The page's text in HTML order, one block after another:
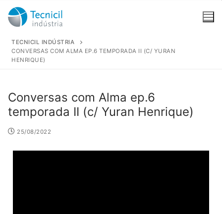
A Empresa
Quem somos
Unidade Fabril
PRODUTOS
TRINDADE
INFORMAÇÃO
TECNICIL INDÚSTRIA
CONVERSAS COM ALMA EP.6 TEMPORADA II (C/ YURAN
HENRIQUE)
Conversas com Alma ep.6
temporada II (c/ Yuran Henrique)
25/08/2022